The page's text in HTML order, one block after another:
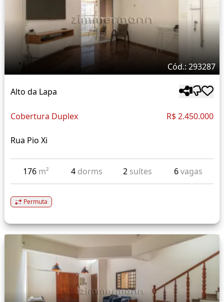
Cód.: 293287
Alto da Lapa
Cobertura Duplex R$ 2.450.000
Rua Pio Xi
176 m² 4 dorms 2 suítes 6vagas
Permuta